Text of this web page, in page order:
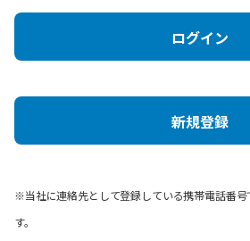
ログイン
新規登録
※当社に連絡先として登録している携帯電話番
す。